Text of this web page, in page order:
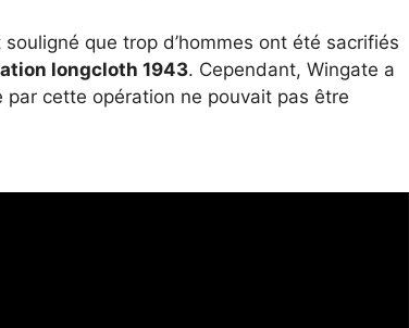
que trop d’hommes ont été sacrifiés
longcloth 1943. Cependant, Wingate a
par cette opération ne pouvait pas être